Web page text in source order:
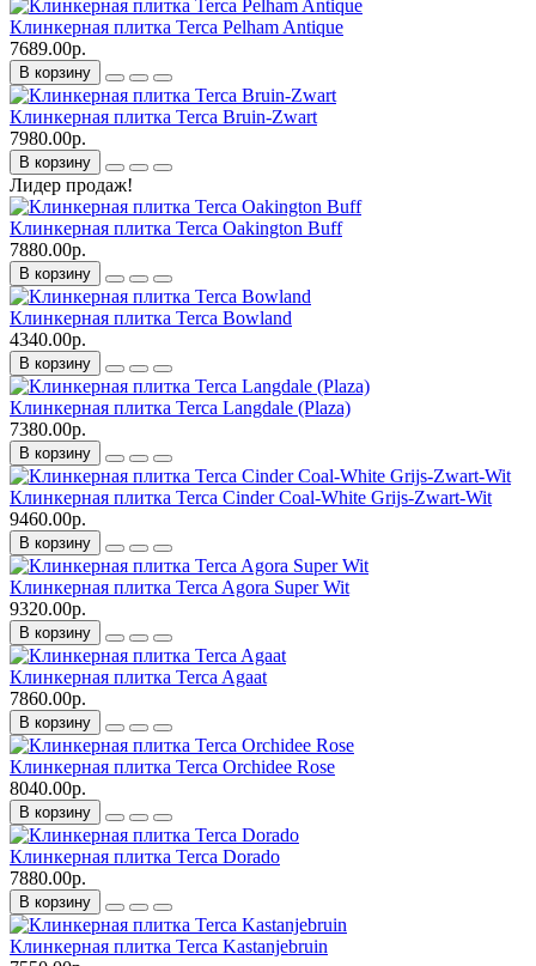
Клинкерная плитка Terca Pelham Antique
7689.00р.
В корзину
Клинкерная плитка Terca Bruin-Zwart
7980.00р.
В корзину
Лидер продаж!
Клинкерная плитка Terca Oakington Buff
7880.00р.
В корзину
Клинкерная плитка Terca Bowland
4340.00р.
В корзину
Клинкерная плитка Terca Langdale (Plaza)
7380.00р.
В корзину
Клинкерная плитка Terca Cinder Coal-White Grijs-Zwart-Wit
9460.00р.
В корзину
Клинкерная плитка Terca Agora Super Wit
9320.00р.
В корзину
Клинкерная плитка Terca Agaat
7860.00р.
В корзину
Клинкерная плитка Terca Orchidee Rose
8040.00р.
В корзину
Клинкерная плитка Terca Dorado
7880.00р.
В корзину
Клинкерная плитка Terca Kastanjebruin